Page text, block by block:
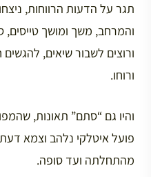
תגר על הדעות הרווחות,
והמרחב, משך ומושך טייסים,
ורוצים לשבור שיאים,
ורוחו.
והיו גם “סתם” תאונות,
פועל איטלקי נלהב וצמא
מהתחלתה ועד סופה.